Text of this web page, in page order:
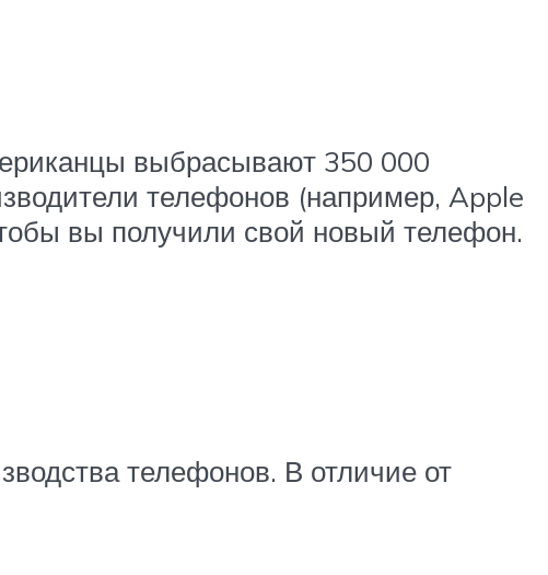
выбрасывают 350 000
телефонов (например, Apple
вы получили свой новый телефон.
телефонов. В отличие от